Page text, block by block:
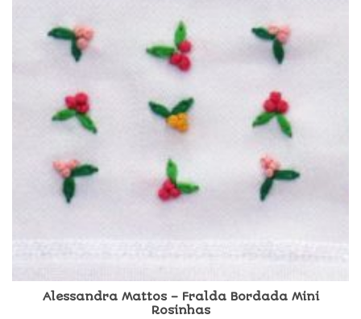
Alessandra Mattos – Fralda Bordada Mini
Rosinhas